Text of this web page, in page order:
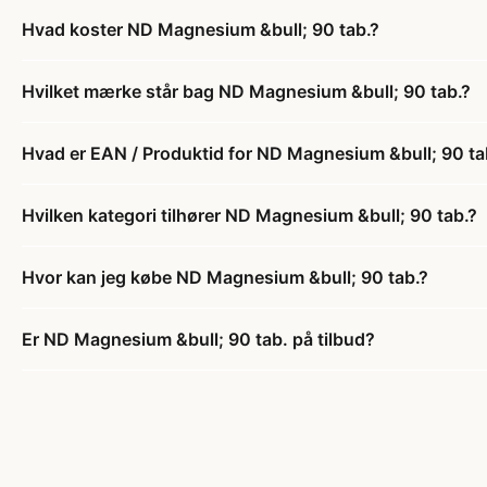
Hvad koster ND Magnesium &bull; 90 tab.?
Hvilket mærke står bag ND Magnesium &bull; 90 tab.?
Hvad er EAN / Produktid for ND Magnesium &bull; 90
Hvilken kategori tilhører ND Magnesium &bull; 90 tab.?
Hvor kan jeg købe ND Magnesium &bull; 90 tab.?
Er ND Magnesium &bull; 90 tab. på tilbud?